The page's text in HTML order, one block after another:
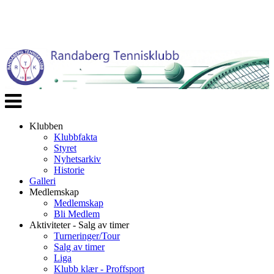
Veksle
navigasjon
Klubben
Klubbfakta
Styret
Nyhetsarkiv
Historie
Galleri
Medlemskap
Medlemskap
Bli Medlem
Aktiviteter - Salg av timer
Turneringer/Tour
Salg av timer
Liga
Klubb klær - Proffsport